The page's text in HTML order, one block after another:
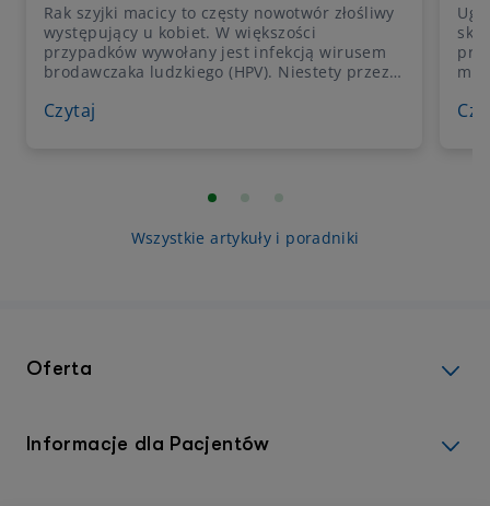
Rak szyjki macicy to częsty nowotwór złośliwy
występujący u kobiet. W większości
przypadków wywołany jest infekcją wirusem
brodawczaka ludzkiego (HPV). Niestety przez
objawów, dlatego też tak ważne są regularne
Czytaj
Wszystkie artykuły i poradniki
Oferta
Informacje dla Pacjentów